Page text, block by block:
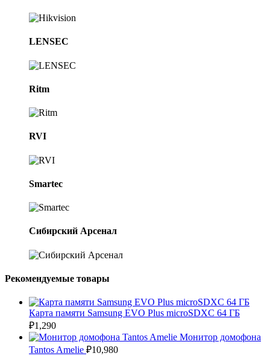
LENSEC
Ritm
RVI
Smartec
Сибирский Арсенал
Рекомендуемые товары
Карта памяти Samsung EVO Plus microSDXC 64 ГБ
₽1,290
Монитор домофона
Tantos Amelie ₽10,980